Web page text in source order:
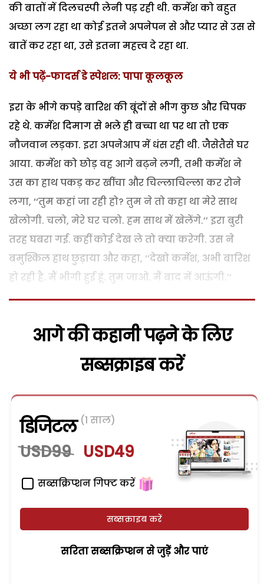
की बातों में दिलचस्पी लेनी पड़ रही थी. कर्मेश को बहुत
अच्छा लग रहा था कोई इतने अपनेपन से और प्यार से उस से
बातें कर रहा था, उसे इतना महत्त्व दे रहा था.
ये भी पढ़ें-फादर्स डे स्पेशल: पापा कूलकूल
इरा के भीगे कपड़े बारिश की बूंदों से भीग कुछ और चिपक
रहे थे. कर्मेश दिमाग से भले ही बच्चा था पर था तो एक
नौजवान लड़का. इरा अपनेआप में धंस रही थी. जैसेतैसे घर
आया. कर्मेश को छोड़ वह आगे बढ़ने लगी, तभी कर्मेश ने
उस का हाथ पकड़ कर खींचा और चिल्लाचिल्ला कर रोने
लगा, ‘‘तुम कहां जा रही हो? तुम ने तो कहा था मेरे साथ
खेलोगी. चलो, मेरे घर चलो. हम साथ में खेलेंगे.’’ इरा बुरी
तरह घबरा गई. कहीं कोई देख ले तो क्या करेगी. उस ने
बमुश्किल हाथ छुड़ाया और कहा, ‘‘देखो कर्मेश, अभी बारिश
हो रही है. मैं भीगी हुई हूं. तुम जाओ. मैं बाद में आऊंगी.’’
आगे की कहानी पढ़ने के लिए
सब्सक्राइब करें
डिजिटल (1 साल)
USD99 USD49
सब्सक्रिप्शन गिफ्ट करें
सब्सक्राइब करें
सरिता सब्सक्रिप्शन से जुड़ेें और पाएं